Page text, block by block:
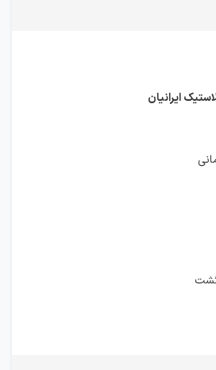
ایرانیان